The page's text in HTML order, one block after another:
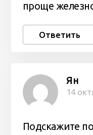
проще
Ответить
Ян
14
Подскажите